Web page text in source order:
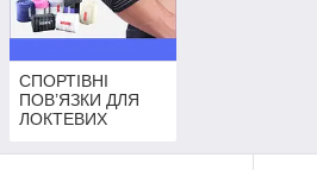
СПОРТІВНІ
ПОВ’ЯЗКИ ДЛЯ
ЛОКТЕВИХ